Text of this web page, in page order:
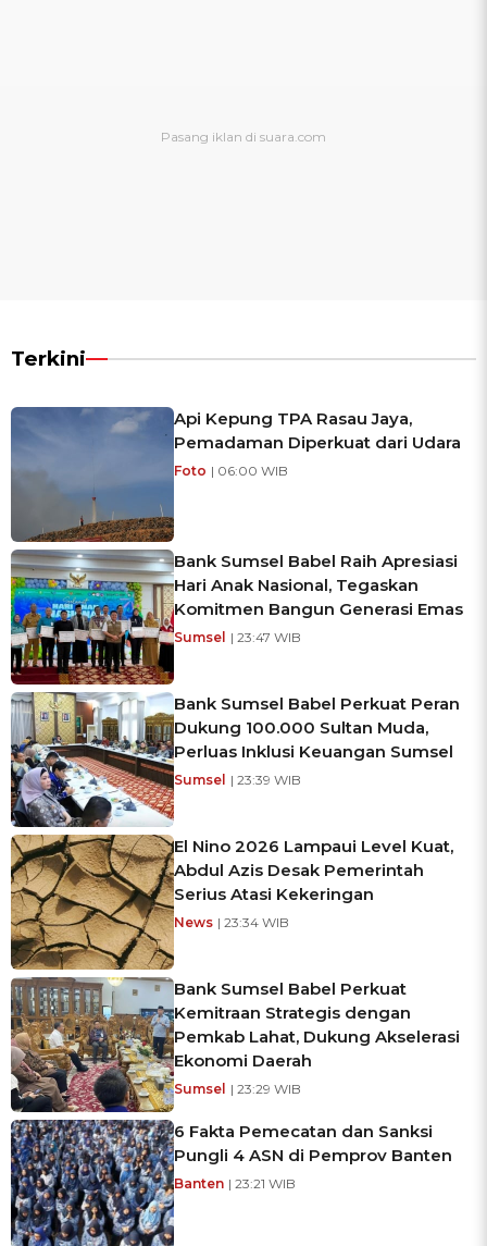
Terkini
Api Kepung TPA Rasau Jaya,
Pemadaman Diperkuat dari Udara
Foto | 06:00 WIB
Bank Sumsel Babel Raih Apresiasi
Hari Anak Nasional, Tegaskan
Komitmen Bangun Generasi Emas
Sumsel | 23:47 WIB
Bank Sumsel Babel Perkuat Peran
Dukung 100.000 Sultan Muda,
Perluas Inklusi Keuangan Sumsel
Sumsel | 23:39 WIB
El Nino 2026 Lampaui Level Kuat,
Abdul Azis Desak Pemerintah
Serius Atasi Kekeringan
News | 23:34 WIB
Bank Sumsel Babel Perkuat
Kemitraan Strategis dengan
Pemkab Lahat, Dukung Akselerasi
Ekonomi Daerah
Sumsel | 23:29 WIB
6 Fakta Pemecatan dan Sanksi
Pungli 4 ASN di Pemprov Banten
Banten | 23:21 WIB